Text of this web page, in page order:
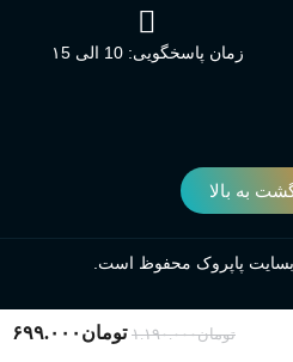
تومان۱.۱۹۰.۰۰۰ تومان ۶۹۹.۰۰۰
زمان پاسخگویی: 10 الی ۱5
به بالا
پاپروک محفوظ است.